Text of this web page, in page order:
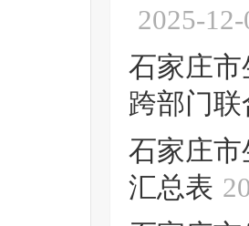
2025-
石家庄
跨部门
石家庄
汇总表